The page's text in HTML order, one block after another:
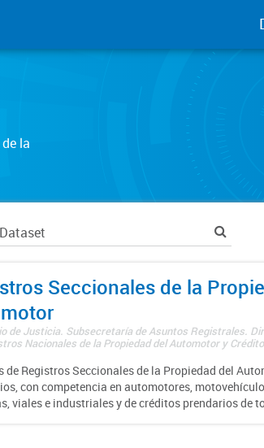
la
Seccionales de la
de Justicia. Subsecretaría de Asuntos Registrales.
Nacionales de la Propiedad del Automotor y
de Registros Seccionales de la Propiedad del
con competencia en automotores,
viales e industriales y de créditos prendarios de